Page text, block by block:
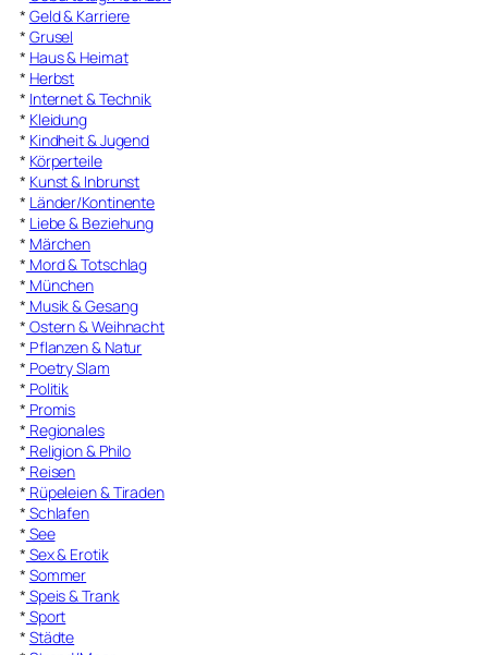
* Geld & Karriere
* Grusel
* Haus & Heimat
* Herbst
* Internet & Technik
* Kleidung
* Kindheit & Jugend
* Körperteile
* Kunst & Inbrunst
* Länder/Kontinente
* Liebe & Beziehung
* Märchen
* Mord & Totschlag
* München
* Musik & Gesang
* Ostern & Weihnacht
* Pflanzen & Natur
* Poetry Slam
* Politik
* Promis
* Regionales
* Religion & Philo
* Reisen
* Rüpeleien & Tiraden
* Schlafen
* See
* Sex & Erotik
* Sommer
* Speis & Trank
* Sport
* Städte